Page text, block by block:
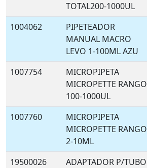
TOTAL200-1000UL
1004062
PIPETEADOR
MANUAL MACRO
LEVO 1-100ML AZU
1007754
MICROPIPETA
MICROPETTE RANGO
100-1000UL
1007760
MICROPIPETA
MICROPETTE RANGO
2-10ML
19500026
ADAPTADOR P/TUBO